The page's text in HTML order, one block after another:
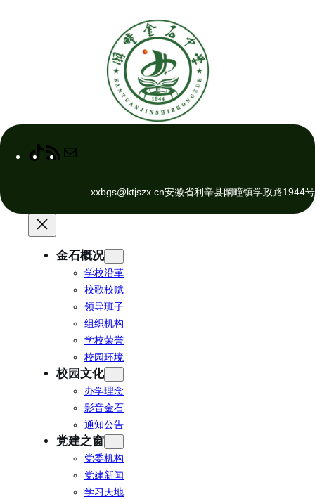
T
o
k
R
d
xxbgs@ktjszx.cn安徽省利辛县阚疃镇学政路1944号
金石概况
学校沿革
校歌校赋
领导班子
组织机构
学校荣誉
校园环境
校园文化
办学理念
影音金石
通知公告
党建之窗
党委机构
党建新闻
学习天地